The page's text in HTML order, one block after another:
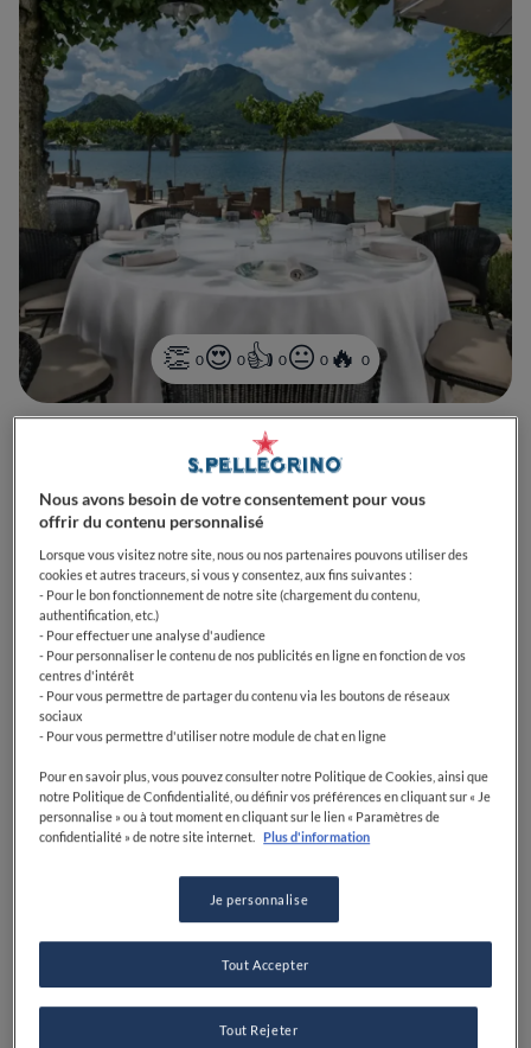
0 0 0 0 0
Talloires-MontminFrance
CLOSED OpensJeudi,12:00-13:00, 19:00-20:00
VOIR HORAIRES D'OUVERTURE
PRIX
VOIR SUR LA CARTE +33 4 50 60 72 01
VISIT WEBSITE
Bec sucré
Passionné de café
Parfait pour le petit déjeuner
Parfait pour le déjeuner
Parfait pour le dîner
Passionné de bières
Passionné de vin
Nous avons besoin de votre consentement pour vous
offrir du contenu personnalisé
Lorsque vous visitez notre site, nous ou nos partenaires pouvons utiliser des
cookies et autres traceurs, si vous y consentez, aux fins suivantes :
- Pour le bon fonctionnement de notre site (chargement du contenu,
authentification, etc.)
- Pour effectuer une analyse d'audience
- Pour personnaliser le contenu de nos publicités en ligne en fonction de vos
centres d'intérêt
- Pour vous permettre de partager du contenu via les boutons de réseaux
sociaux
- Pour vous permettre d'utiliser notre module de chat en ligne
Pour en savoir plus, vous pouvez consulter notre Politique de Cookies, ainsi que
notre Politique de Confidentialité, ou définir vos préférences en cliquant sur « Je
personnalise » ou à tout moment en cliquant sur le lien « Paramètres de
confidentialité » de notre site internet.
Plus d'information
Je personnalise
Tout Rejeter
Tout Accepter